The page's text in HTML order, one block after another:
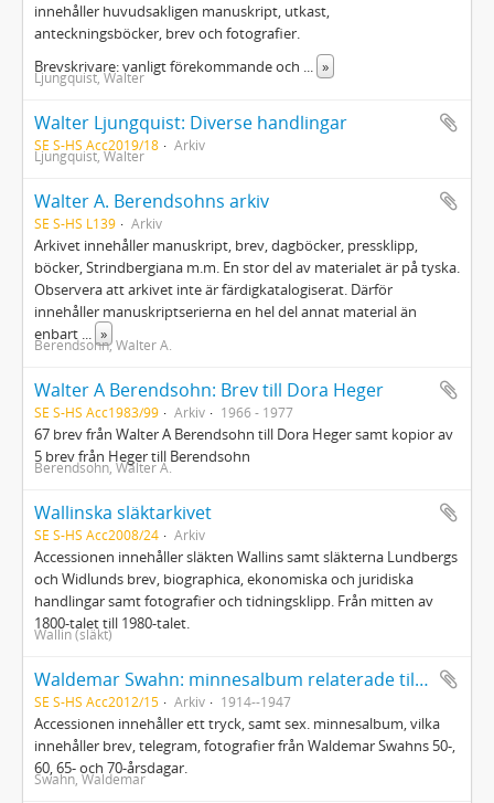
innehåller huvudsakligen manuskript, utkast,
anteckningsböcker, brev och fotografier.
Brevskrivare: vanligt förekommande och ... »
Ljungquist, Walter
Walter Ljungquist: Diverse handlingar
SE S-HS Acc2019/18 Arkiv
Ljungquist, Walter
Walter A. Berendsohns arkiv
SE S-HS L139 Arkiv
Arkivet innehåller manuskript, brev, dagböcker, pressklipp,
böcker, Strindbergiana m.m. En stor del av materialet är på tyska.
Observera att arkivet inte är färdigkatalogiserat. Därför
innehåller manuskriptserierna en hel del annat material än
enbart ... »
Berendsohn, Walter A.
Walter A Berendsohn: Brev till Dora Heger
SE S-HS Acc1983/99 Arkiv 1966 - 1977
67 brev från Walter A Berendsohn till Dora Heger samt kopior av
5 brev från Heger till Berendsohn
Berendsohn, Walter A.
Wallinska släktarkivet
SE S-HS Acc2008/24 Arkiv
Accessionen innehåller släkten Wallins samt släkterna Lundbergs
och Widlunds brev, biographica, ekonomiska och juridiska
handlingar samt fotografier och tidningsklipp. Från mitten av
1800-talet till 1980-talet.
Wallin (släkt)
Waldemar Swahn: minnesalbum relaterade till bemärkelsedagar
SE S-HS Acc2012/15 Arkiv 1914--1947
Accessionen innehåller ett tryck, samt sex. minnesalbum, vilka
innehåller brev, telegram, fotografier från Waldemar Swahns 50-,
60, 65- och 70-årsdagar.
Swahn, Waldemar